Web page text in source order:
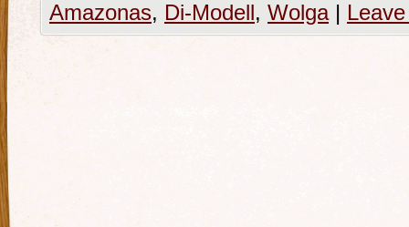
Amazonas, Di-Modell, Wolga |